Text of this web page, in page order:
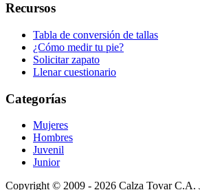
Recursos
Tabla de conversión de tallas
¿Cómo medir tu pie?
Solicitar zapato
Llenar cuestionario
Categorías
Mujeres
Hombres
Juvenil
Junior
Copyright © 2009 - 2026 Calza Tovar C.A.